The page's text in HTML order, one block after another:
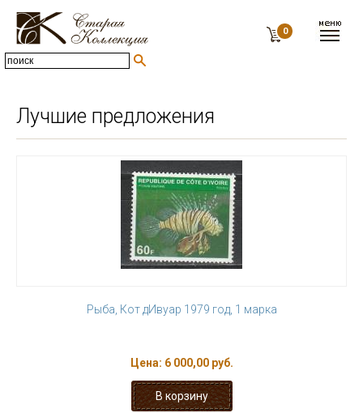
0
Лучшие предложения
Рыба, Кот дИвуар 1979 год, 1 марка
Цена: 6 000,00 руб.